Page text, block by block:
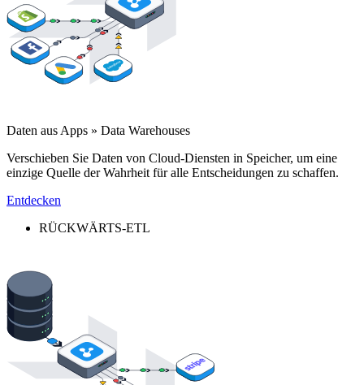
Daten aus Apps » Data Warehouses
Verschieben Sie Daten von Cloud-Diensten in Speicher, um eine
einzige Quelle der Wahrheit für alle Entscheidungen zu schaffen.
Entdecken
RÜCKWÄRTS-ETL